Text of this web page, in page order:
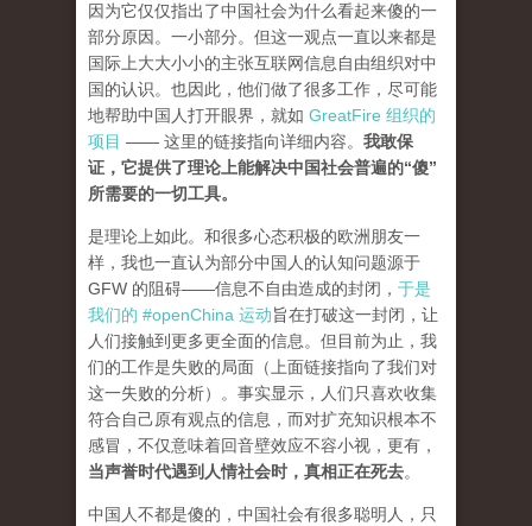
因为它仅仅指出了中国社会为什么看起来傻的一
部分原因。一小部分。但这一观点一直以来都是
国际上大大小小的主张互联网信息自由组织对中
国的认识。也因此，他们做了很多工作，尽可能
地帮助中国人打开眼界，就如 GreatFire 组织的
项目 —— 这里的链接指向详细内容。 我敢保
证，它提供了理论上能解决中国社会普遍的“傻”
所需要的一切工具。
是理论上如此。和很多心态积极的欧洲朋友一
样，我也一直认为部分中国人的认知问题源于
GFW 的阻碍——信息不自由造成的封闭， 于是
我们的 #openChina 运动旨在打破这一封闭，让
人们接触到更多更全面的信息。但目前为止，我
们的工作是失败的局面（ 上面链接指向了我们对
这一失败的分析）。事实显示，人们只喜欢收集
符合自己原有观点的信息，而对扩充知识根本不
感冒，不仅意味着回音壁效应不容小视，更有，
当声誉时代遇到人情社会时，真相正在死去。
中国人不都是傻的，中国社会有很多聪明人，只